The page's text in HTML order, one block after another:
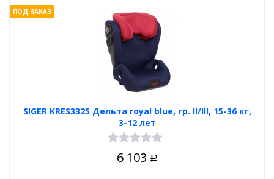
SIGER KRES3325 Дельта royal blue, гр. II/III, 15-36 кг,
3-12 лет
ПОД ЗАКАЗ
6 103 Р